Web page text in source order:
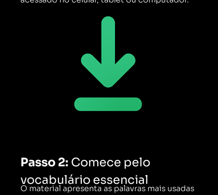
Passo 2: Comece pelo
vocabulário essencial
O material apresenta as palavras mais usadas